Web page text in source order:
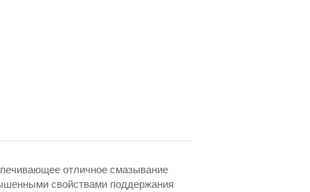
отличное смазывание
свойствами поддержания